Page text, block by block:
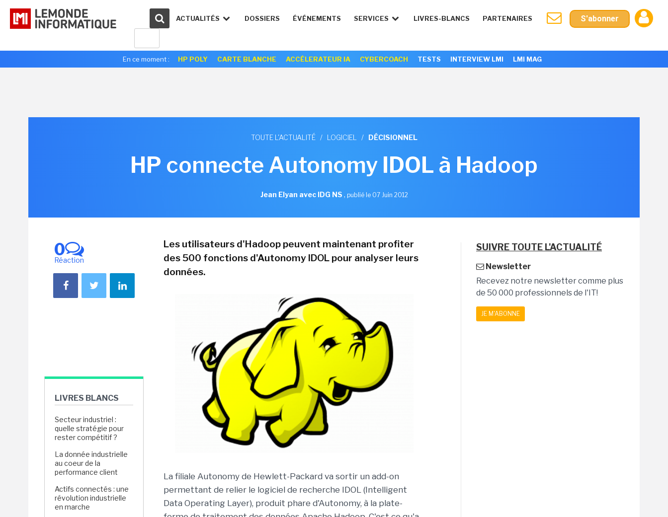
ACTUALITÉS DOSSIERS ÉVÉNEMENTS SERVICES LIVRES-BLANCS PARTENAIRES S'abonner
En ce moment : HP POLY CARTE BLANCHE ACCÉLERATEUR IA CYBERCOACH TESTS INTERVIEW LMI LMI MAG
TOUTE L'ACTUALITÉ / LOGICIEL / DÉCISIONNEL
HP connecte Autonomy IDOL à Hadoop
Jean Elyan avec IDG NS , publié le 07 Juin 2012
0
Réaction
LIVRES BLANCS
Secteur industriel :
quelle stratégie pour
rester compétitif ?
La donnée industrielle
au coeur de la
performance client
Actifs connectés : une
révolution industrielle
en marche
Les utilisateurs d'Hadoop peuvent maintenant profiter
des 500 fonctions d'Autonomy IDOL pour analyser leurs
données.
La filiale Autonomy de Hewlett-Packard va sortir un add-on
permettant de relier le logiciel de recherche IDOL (Intelligent
Data Operating Layer), produit phare d'Autonomy, à la plate-
SUIVRE TOUTE L'ACTUALITÉ
Newsletter
Recevez notre newsletter comme plus
de 50 000 professionnels de l'IT!
JE M'ABONNE